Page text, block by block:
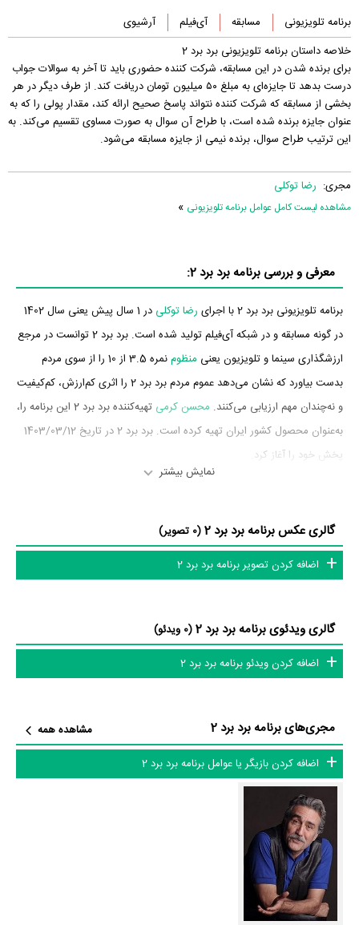
برنامه تلویزیونی مسابقه آی‌فیلم
آرشیوی
خلاصه داستان برنامه تلویزیونی برد برد 2
برای برنده شدن در این مسابقه، شرکت کننده حضوری باید تا آخر به سوالات جواب
درست بدهد تا جایزه‌ای به مبلغ ۵۰ میلیون تومان دریافت کند. از طرف دیگر در هر
بخشی از مسابقه که شرکت کننده نتواند پاسخ صحیح ارائه کند، مقدار پولی را که به
عنوان جایزه برنده شده است، با طراح آن سوال به صورت مساوی تقسیم می‌کند. به
این ترتیب طراح سوال، برنده نیمی از جایزه مسابقه می‌شود.
مجری: رضا توکلی
مشاهده لیست کامل عوامل برنامه تلویزیونی »
معرفی و بررسی برنامه برد برد 2:
برنامه تلویزیونی برد برد 2 با اجرای رضا توکلی
در 1 سال پیش یعنی سال 1402
در گونه مسابقه و در شبکه آی‌فیلم تولید شده است. برد برد 2 توانست در مرجع
ارزشگذاری سینما و تلویزیون یعنی منظوم
نمره 3.5 از 10 را از سوی مردم
بدست بیاورد که نشان می‌دهد عموم مردم برد برد 2 را اثری کم‌ارزش، کم‌کیفیت
و نه‌چندان مهم ارزیابی می‌کنند. محسن کرمی
تهیه‌کننده برد برد 2 این برنامه را،
به‌عنوان محصول کشور ایران تهیه کرده است. برد برد 2 در تاریخ 1403/03/12
پخش خود را آغاز کرد.
از محتوا و داستان برنامه برد برد 2 چقدر اطلاع دارید؟
در خلاصه داستانی که یا از سوی تیم رسانه‌ای اثر و یا توسط دیگر رسانه‌ها درباره
جایزه‌ای به مبلغ ۵۰ میلیون تومان دریافت کند. از طرف دیگر در هر بخشی از
مسابقه که شرکت کننده نتواند پاسخ صحیح ارائه کند، مقدار پولی را که به
برنامه برد برد 2 و کارنامه فعالیت کارگردان و مجریان
رضا توکلی
عوامل برنامه برد برد 2
نمایش بیشتر
گالری عکس برنامه برد برد 2
(0 تصویر)
اضافه کردن تصویر برنامه برد برد 2
گالری ویدئوی برنامه برد برد 2
(0 ویدئو)
اضافه کردن ویدئو برنامه برد برد 2
مجری‌های برنامه برد برد 2
مشاهده همه
اضافه کردن بازیگر یا عوامل برنامه برد برد 2